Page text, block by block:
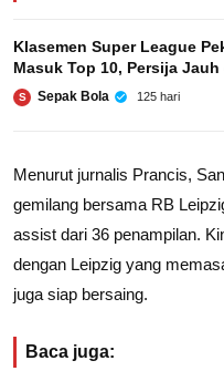
Klasemen Super League
Masuk Top 10, Persija
S Sepak Bola 125 hari
Menurut jurnalis Prancis,
gemilang bersama RB
assist dari 36 penampilan.
dengan Leipzig yang
juga siap bersaing.
Baca juga: